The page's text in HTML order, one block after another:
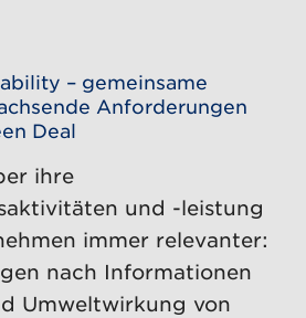
– gemeinsame
Anforderungen
Deal
ihre
und -leistung
immer relevanter:
nach Informationen
Umweltwirkung von